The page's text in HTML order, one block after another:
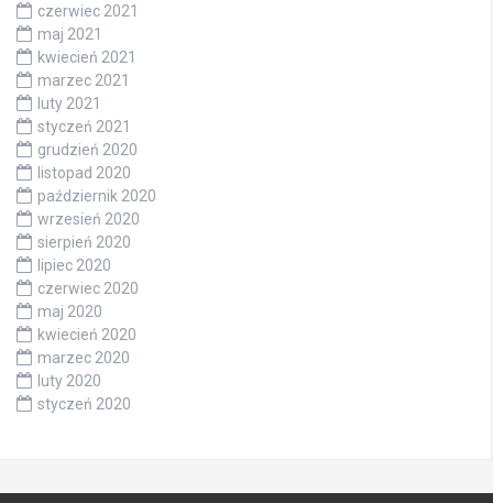
czerwiec 2021
maj 2021
kwiecień 2021
marzec 2021
luty 2021
styczeń 2021
grudzień 2020
listopad 2020
październik 2020
wrzesień 2020
sierpień 2020
lipiec 2020
czerwiec 2020
maj 2020
kwiecień 2020
marzec 2020
luty 2020
styczeń 2020